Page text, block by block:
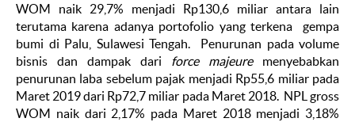
WOM naik 29,7% menjadi Rp130,6 miliar antara lain
terutama karena adanya portofolio yang terkena gempa
bumi di Palu, Sulawesi Tengah. Penurunan pada volume
bisnis dan dampak dari force majeuremenyebabkan
penurunan laba sebelum pajak menjadi Rp55,6 miliar pada
Maret 2019 dari Rp72,7 miliar pada Maret 2018. NPL gross
WOM naik dari 2,17% pada Maret 2018 menjadi 3,18%